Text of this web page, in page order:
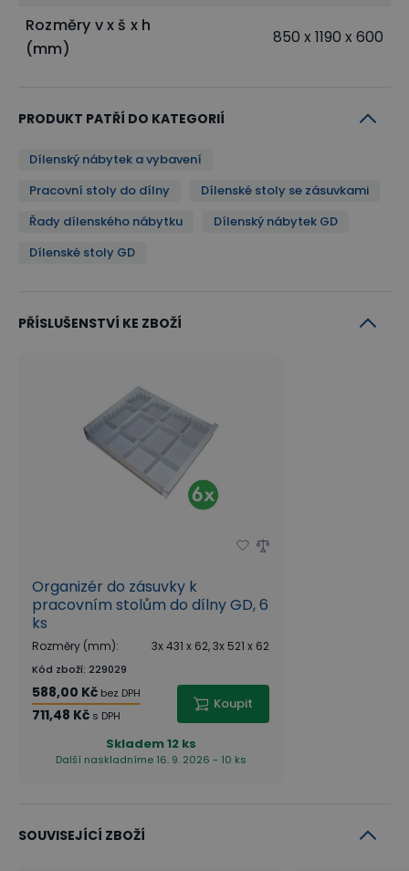
Rozměry v x š x h
(mm)
850 x 1190 x 600
PRODUKT PATŘÍ DO KATEGORIÍ
Dílenský nábytek a vybavení
Pracovní stoly do dílny
Dílenské stoly se zásuvkami
Řady dílenského nábytku
Dílenský nábytek GD
Dílenské stoly GD
PŘÍSLUŠENSTVÍ KE ZBOŽÍ
Organizér do zásuvky k
pracovním stolům do dílny GD, 6
ks
Rozměry (mm): 3x 431 x 62, 3x 521 x 62
Kód zboží: 229029
588,00 Kč bez DPH
711,48 Kč s DPH
Koupit
Skladem12 ks
Další naskladníme 16. 9. 2026 - 10 ks
SOUVISEJÍCÍ ZBOŽÍ